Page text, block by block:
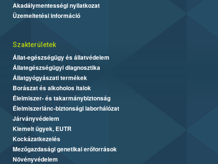
Akadálymentességi nyilatkozat
Üzemeltetési információ
Szakterületek
Állat-egészségügy és állatvédelem
Állategészségügyi diagnosztika
Állatgyógyászati termékek
Borászat és alkoholos italok
Élelmiszer- és takarmánybiztonság
Élelmiszerlánc-biztonsági laborhálózat
Járványvédelem
Kiemelt ügyek, EUTR
Kockázatkezelés
Mezőgazdasági genetikai erőforrások
Növényvédelem